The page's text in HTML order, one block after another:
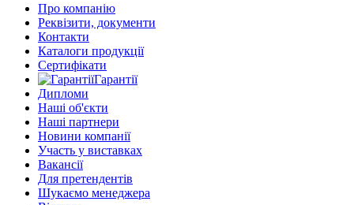
Про компанію
Реквізити, документи
Контакти
Каталоги продукції
Сертифікати
Гарантії
Дипломи
Наші об'єкти
Наші партнери
Новини компанії
Участь у виставках
Вакансії
Для претендентів
Шукаємо менеджера